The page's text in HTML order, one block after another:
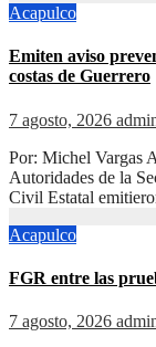
Acapulco
Emiten aviso
costas de Guerrero
7 agosto, 2026
Por: Michel Vargas
Autoridades de la
Civil Estatal
Acapulco
FGR entre las
7 agosto, 2026